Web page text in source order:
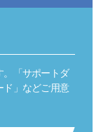
。「サポートダ
ド」などご用意